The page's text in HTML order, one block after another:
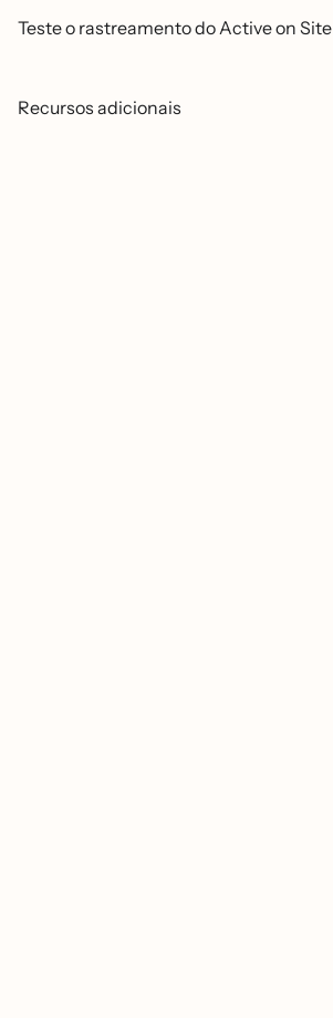
Teste o rastreamento do Active on Site
Recursos adicionais